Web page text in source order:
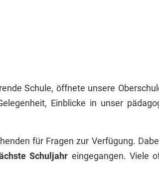
Schule, öffnete unsere
Einblicke in unser
für Fragen zur Verfügung.
Schuljahr eingegangen. Viele